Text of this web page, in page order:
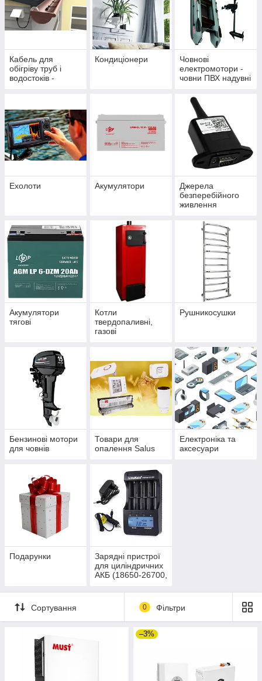
Кабель для
обігріву труб і
водостоків -
Кондиціонери
Човнові
електромотори -
човни ПВХ надувні
Ехолоти Акумулятори
Джерела
безперебійного
живлення
Акумулятори
тягові
Котли
твердопаливні,
газові
Рушникосушки
Бензинові мотори
для човнів
Товари для
опалення Salus
Електроніка та
аксесуари
Подарунки
Зарядні пристрої
для циліндричних
АКБ (18650-26700,
Сортування 0 Фільтри
–3%